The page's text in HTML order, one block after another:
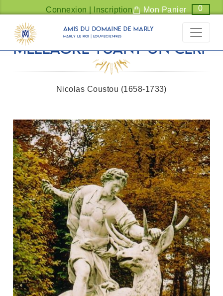
Panneau de gestion des cookies
Connexion | Inscription Mon Panier 0
Amis du Domaine de Marly
Marly Le Roi | Louveciennes
Méléagre tuant un cerf
Nicolas Coustou (1658-1733)